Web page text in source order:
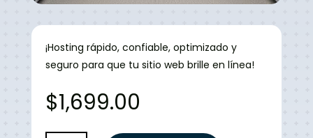
¡Hosting rápido, confiable, optimizado y
seguro para que tu sitio web brille en línea!
$1,699.00